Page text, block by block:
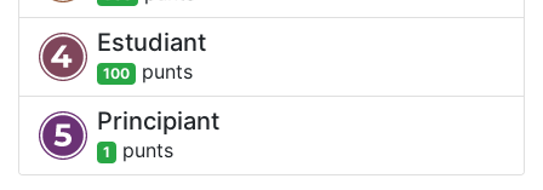
Estudiant
100 punts
Principiant
1 punts